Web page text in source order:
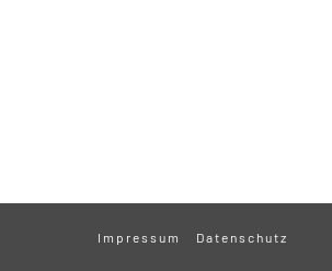
Impressum Datenschutz